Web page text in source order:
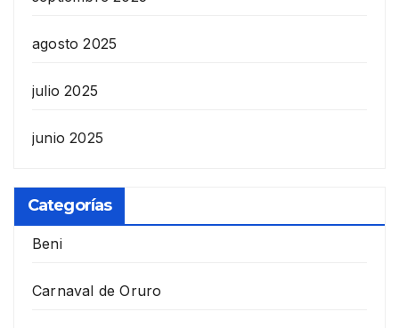
agosto 2025
julio 2025
junio 2025
Categorías
Beni
Carnaval de Oruro